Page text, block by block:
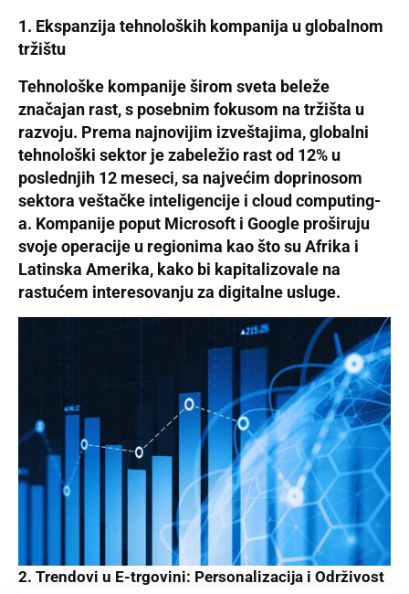
1. Ekspanzija tehnoloških kompanija u globalnom
tržištu
Tehnološke kompanije širom sveta beleže
značajan rast, s posebnim fokusom na tržišta u
razvoju. Prema najnovijim izveštajima, globalni
tehnološki sektor je zabeležio rast od 12% u
poslednjih 12 meseci, sa najvećim doprinosom
sektora veštačke inteligencije i cloud computing-
a. Kompanije poput Microsoft i Google proširuju
svoje operacije u regionima kao što su Afrika i
Latinska Amerika, kako bi kapitalizovale na
rastućem interesovanju za digitalne usluge.
2. Trendovi u E-trgovini: Personalizacija i Održivost